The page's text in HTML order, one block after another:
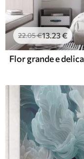
22.05€13.23€
Flor grande e